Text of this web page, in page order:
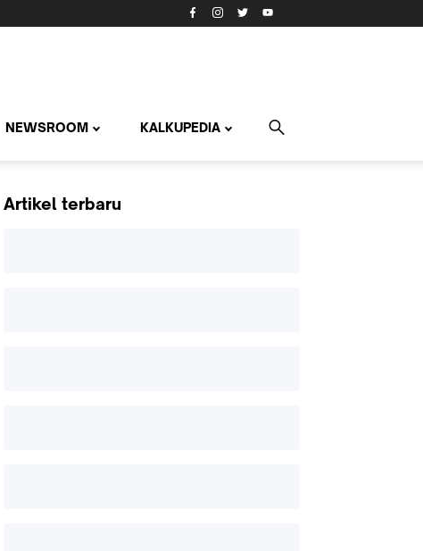
NEWSROOM KALKUPEDIA
Artikel terbaru